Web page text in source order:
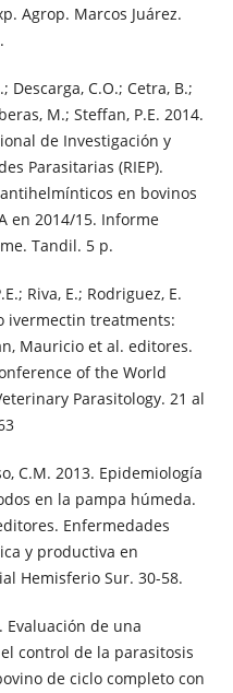
Agrop. Marcos Juárez.
Descarga, C.O.; Cetra, B.;
M.; Steffan, P.E. 2014.
de Investigación y
Parasitarias (RIEP).
en bovinos
en 2014/15. Informe
Tandil. 5 p.
Riva, E.; Rodriguez, E.
ivermectin treatments:
Mauricio et al. editores.
of the World
Parasitology. 21 al
C.M. 2013. Epidemiología
en la pampa húmeda.
Enfermedades
y productiva en
Hemisferio Sur. 30-58.
Evaluación de una
control de la parasitosis
de ciclo completo con